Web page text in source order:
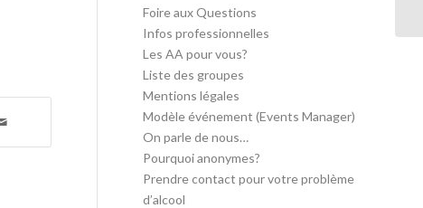
Foire aux Questions
Infos professionnelles
Les AA pour vous?
Liste des groupes
Mentions légales
Modèle événement (Events Manager)
On parle de nous…
Pourquoi anonymes?
Prendre contact pour votre problème
d’alcool